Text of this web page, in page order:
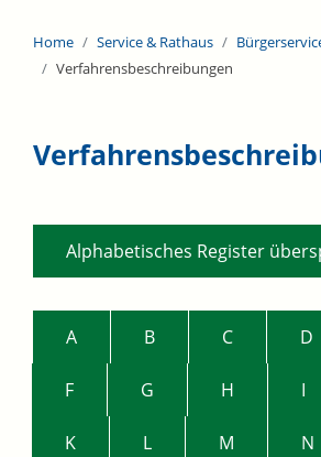
Home Service & Rathaus
Verfahrensbeschreibungen
Alphabetisches Register
A B C D
F G H I
K L M N